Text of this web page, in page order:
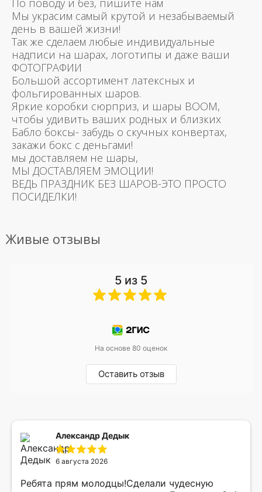
По поводу и без, пишите нам
Мы украсим самый крутой и незабываемый
день в вашей жизни!
Так же сделаем любые индивидуальные
надписи на шарах, логотипы и даже ваши
ФОТОГРАФИИ
Большой ассортимент латексных и
фольгированных шаров.
Яркие коробки сюрприз, и шары BOOM,
чтобы удивить ваших родных и близких
Бабло боксы- забудь о скучных конвертах,
закажи бокс с деньгами!
мы доставляем не шары,
МЫ ДОСТАВЛЯЕМ ЭМОЦИИ!
ВЕДЬ ПРАЗДНИК БЕЗ ШАРОВ-ЭТО ПРОСТО
ПОСИДЕЛКИ!
Живые отзывы
5 из 5
На основе 80 оценок
Оставить отзыв
Александр Дедык
6 августа 2026
Ребята прям молодцы!Сделали чудесную